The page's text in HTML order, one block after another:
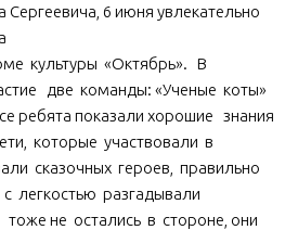
Сергеевича, 6 июня увлекательно
культуры «Октябрь». В
две команды: «Ученые коты»
ребята показали хорошие знания
которые участвовали в
сказочных героев, правильно
легкостью разгадывали
не остались в стороне, они